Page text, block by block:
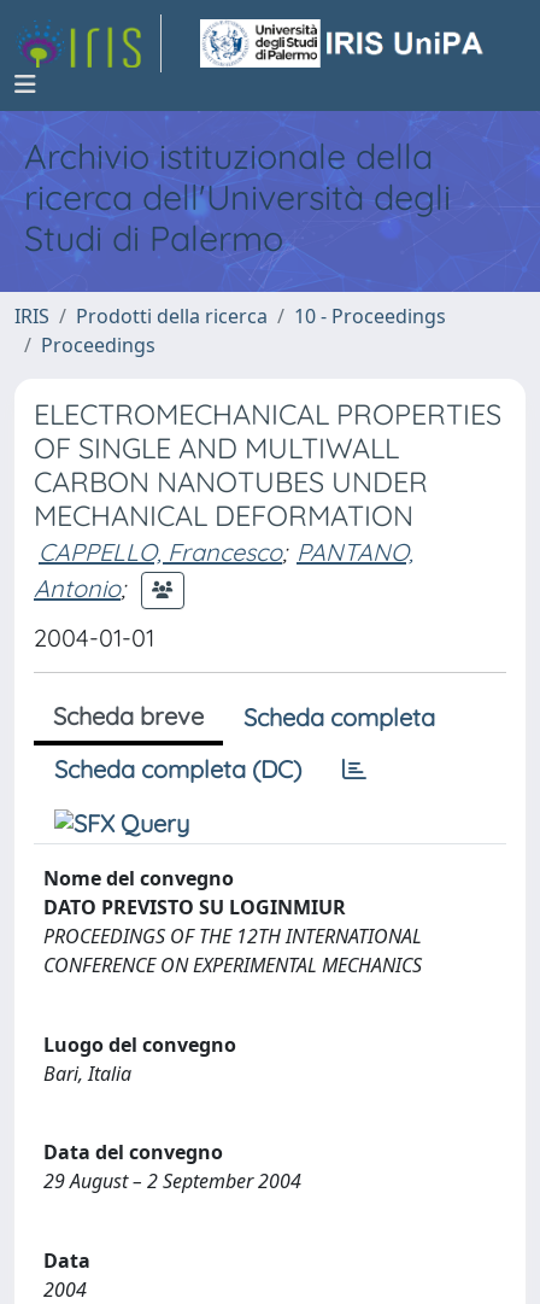
Archivio istituzionale della
ricerca dell'Università degli
Studi di Palermo
IRIS Prodotti della ricerca
10 - Proceedings
Proceedings
ELECTROMECHANICAL PROPERTIES
OF SINGLE AND MULTIWALL
CARBON NANOTUBES UNDER
MECHANICAL DEFORMATION
CAPPELLO, Francesco; PANTANO,
Antonio;
2004-01-01
Scheda breve
Scheda completa
Scheda completa (DC)
Nome del convegno
DATO PREVISTO SU LOGINMIUR
PROCEEDINGS OF THE 12TH INTERNATIONAL
CONFERENCE ON EXPERIMENTAL MECHANICS
Luogo del convegno
Bari, Italia
Data del convegno
29 August – 2 September 2004
Data
2004